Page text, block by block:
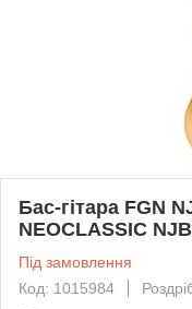
Бас-гітара FGN
NEOCLASSIC
Під замовлення
Код: 1015984